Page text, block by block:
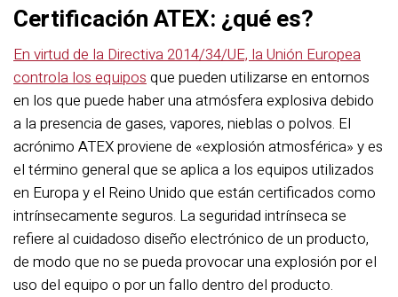
Certificación ATEX: ¿qué es?
En virtud de la Directiva 2014/34/UE, la Unión Europea
controla los equipos que pueden utilizarse en entornos
en los que puede haber una atmósfera explosiva debido
a la presencia de gases, vapores, nieblas o polvos. El
acrónimo ATEX proviene de «explosión atmosférica» y es
el término general que se aplica a los equipos utilizados
en Europa y el Reino Unido que están certificados como
intrínsecamente seguros. La seguridad intrínseca se
refiere al cuidadoso diseño electrónico de un producto,
de modo que no se pueda provocar una explosión por el
uso del equipo o por un fallo dentro del producto.